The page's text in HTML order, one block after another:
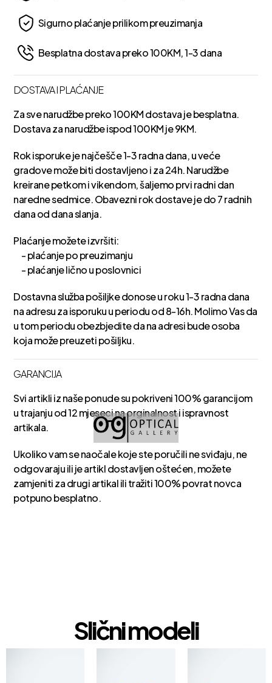
Sigurno plaćanje prilikom preuzimanja
Besplatna dostava preko 100KM, 1-3 dana
DOSTAVA I PLAĆANJE
Za sve narudžbe preko 100KM dostava je besplatna.
Dostava za narudžbe ispod 100KM je 9KM.
Rok isporuke je najčešče 1-3 radna dana, u veće
gradove može biti dostavljeno i za 24h. Narudžbe
kreirane petkom i vikendom, šaljemo prvi radni dan
naredne sedmice. Obavezni rok dostave je do 7 radnih
dana od dana slanja.
Plaćanje možete izvršiti:
- plaćanje po preuzimanju
- plaćanje lično u poslovnici
Dostavna služba pošiljke donose u roku 1-3 radna dana
na adresu za isporuku u periodu od 8-16h. Molimo Vas da
u tom periodu obezbjedite da na adresi bude osoba
koja može preuzeti pošiljku.
GARANCIJA
Svi artikli iz naše ponude su pokriveni 100% garancijom
u trajanju od 12 mjeseci na orginalnost i ispravnost
artikala.
Ukoliko vam se naočale koje ste poručili ne sviđaju, ne
odgovaraju ili je artikl dostavljen oštećen, možete
zamjeniti za drugi artikal ili tražiti 100% povrat novca
potpuno besplatno.
Slični modeli